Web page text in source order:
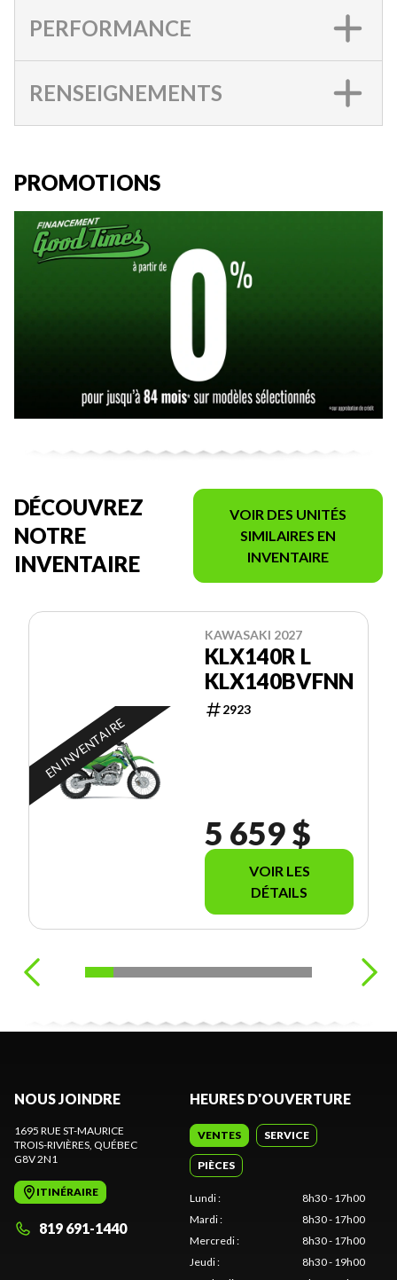
PERFORMANCE
RENSEIGNEMENTS
PROMOTIONS
DÉCOUVREZ
NOTRE
INVENTAIRE
VOIR DES UNITÉS
SIMILAIRES EN
INVENTAIRE
EN INVENTAIRE
KAWASAKI 2027
KLX140R L
KLX140BVFNN
2923
5 659 $
VOIR LES
DÉTAILS
NOUS JOINDRE
1695 RUE ST-MAURICE
TROIS-RIVIÈRES , QUÉBEC
G8V 2N1
ITINÉRAIRE
819 691-1440
HEURES D'OUVERTURE
VENTES SERVICE
PIÈCES
Lundi:
8h30 - 17h00
Mardi:
8h30 - 17h00
Mercredi:
8h30 - 17h00
Jeudi:
8h30 - 19h00